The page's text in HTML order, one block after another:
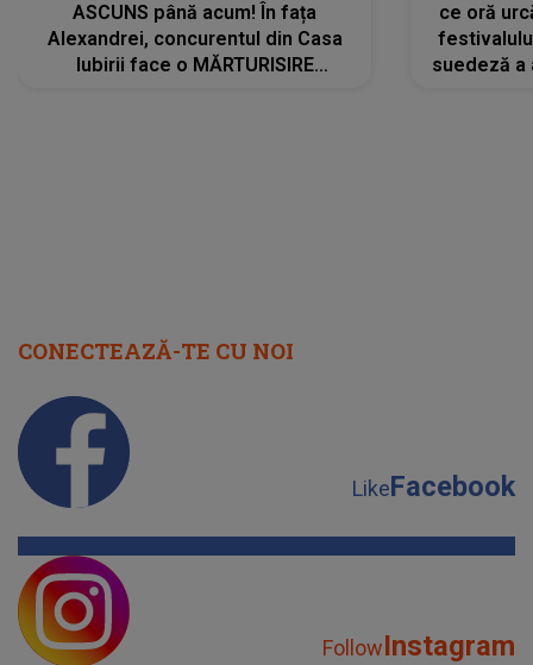
ASCUNS până acum! În fața
Alexandrei, concurentul din Casa
Iubirii face o MĂRTURISIRE
ce oră
suedeză a
CONECTEAZĂ-TE CU NOI
LikeFacebook
FollowInstagram